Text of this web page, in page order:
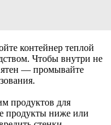
контейнер теплой
Чтобы внутри не
— промывайте
продуктов для
продукты ниже или